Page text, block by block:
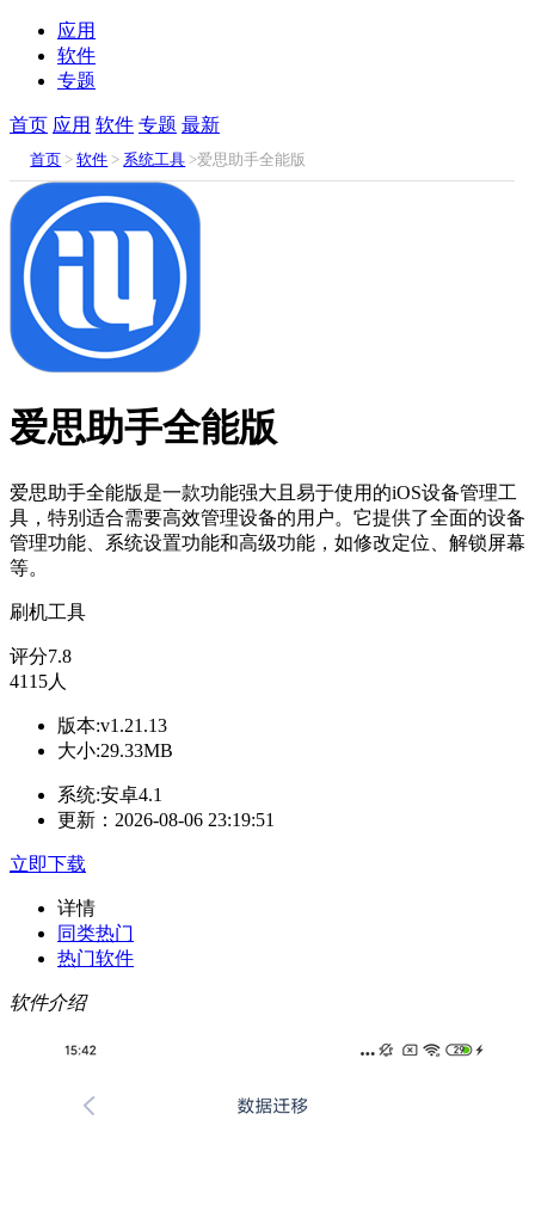
应用
软件
专题
首页 应用 软件 专题 最新
首页 >软件 > 系统工具 >爱思助手全能版
爱思助手全能版
爱思助手全能版是一款功能强大且易于使用的iOS设备管理工
具，特别适合需要高效管理设备的用户。它提供了全面的设备
管理功能、系统设置功能和高级功能，如修改定位、解锁屏幕
等。
刷机工具
评分7.8
4115人
版本:v1.21.13
大小:29.33MB
系统:安卓4.1
更新：2026-08-06 23:19:51
立即下载
详情
同类热门
热门软件
软件介绍